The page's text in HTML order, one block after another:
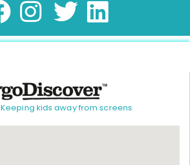
Keeping kids away from screens